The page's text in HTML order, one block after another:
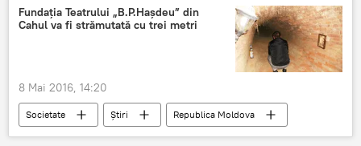
Moldova
protest PSRM
Fundația Teatrului „B.P.Hașdeu” din
Cahul va fi strămutată cu trei metri
8 Mai 2016, 14:20
Societate Știri
Republica Moldova
Moldova
Cahul
teatru